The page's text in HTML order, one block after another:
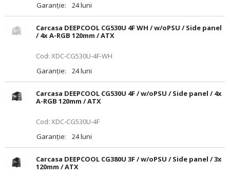
Garanție:
24 luni
Carcasa DEEPCOOL CG530U 4F WH / w/oPSU / Side panel
/ 4x A-RGB 120mm / ATX
Cod: XDC-CG530U-4F-WH
Garanție:
24 luni
Carcasa DEEPCOOL CG530U 4F / w/oPSU / Side panel / 4x
A-RGB 120mm / ATX
Cod: XDC-CG530U-4F
Garanție:
24 luni
Carcasa DEEPCOOL CG380U 3F / w/oPSU / Side panel / 3x
120mm / ATX